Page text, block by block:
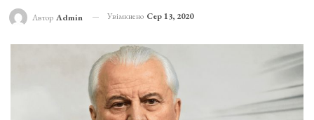
Автор Admin Увімкнено Сер 13, 2020